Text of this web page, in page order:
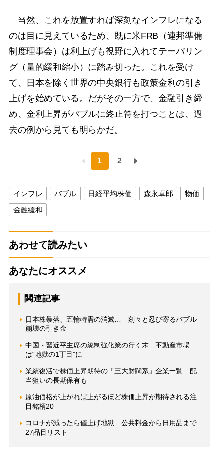
当然、これを放置すれば深刻なインフレになる
のは目に見えているため、既に米FRB（連邦準備
制度理事会）は利上げも視野に入れてテーパリン
グ（量的緩和縮小）に踏み切った。これを受け
て、日本を除く世界の中央銀行も政策金利の引き
上げを始めている。だがその一方で、金融引き締
め、金利上昇がバブルに終止符を打つことは、過
去の例から見ても明らかだ。
1 2
インフレ バブル 日経平均株価 森永卓郎
物価
金融緩和
あわせて読みたい
あなたにオススメ
関連記事
日本株暴落、五輪特需の消滅… 刻々と忍び寄るバブル
崩壊の引き金
中国・習近平主席の統制強化策の行く末 不動産市場
は“地獄の1丁目”に
業績復活で株価上昇期待の「三大財閥系」企業一覧 配
当狙いの長期保有も
原油価格が上がれば上がるほど株価上昇が期待される注
目銘柄20
コロナが減ったら値上げ地獄 公共料金から日用品まで
27品目リスト